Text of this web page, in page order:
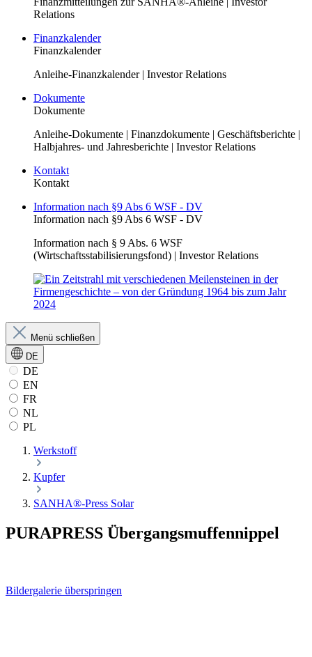
Relations
Finanzkalender
Finanzkalender
Anleihe-Finanzkalender | Investor Relations
Dokumente
Dokumente
Anleihe-Dokumente | Finanzdokumente | Geschäftsberichte |
Halbjahres- und Jahresberichte | Investor Relations
Kontakt
Kontakt
Information nach §9 Abs 6 WSF - DV
Information nach §9 Abs 6 WSF - DV
Information nach § 9 Abs. 6 WSF
(Wirtschaftsstabilisierungsfond) | Investor Relations
Menü schließen
DE
DE
EN
FR
NL
PL
Werkstoff
Kupfer
SANHA®-Press Solar
PURAPRESS Übergangsmuffennippel
Bildergalerie überspringen